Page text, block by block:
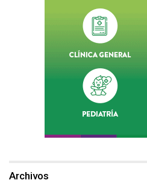
Archivos